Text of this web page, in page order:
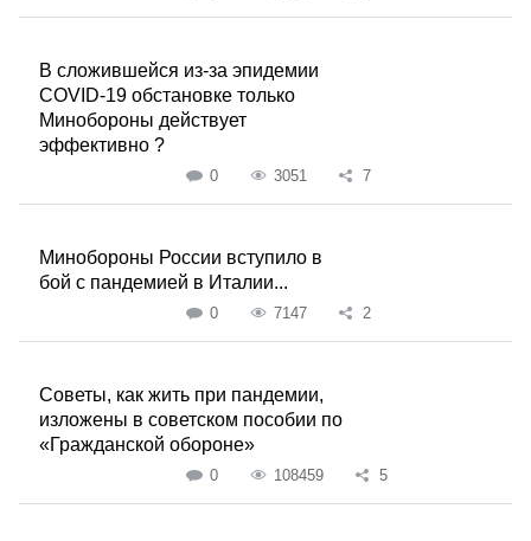
В сложившейся из-за эпидемии
COVID-19 обстановке только
Минобороны действует
эффективно ?
0 3051 7
Минобороны России вступило в
бой с пандемией в Италии...
0 7147 2
Советы, как жить при пандемии,
изложены в советском пособии по
«Гражданской обороне»
0 108459 5